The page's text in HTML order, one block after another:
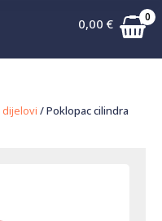
0,00 € 0
dijelovi / Poklopac cilindra